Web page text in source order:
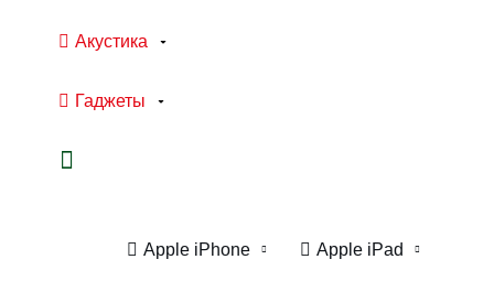
Акустика
Гаджеты
Apple iPhone Apple iPad